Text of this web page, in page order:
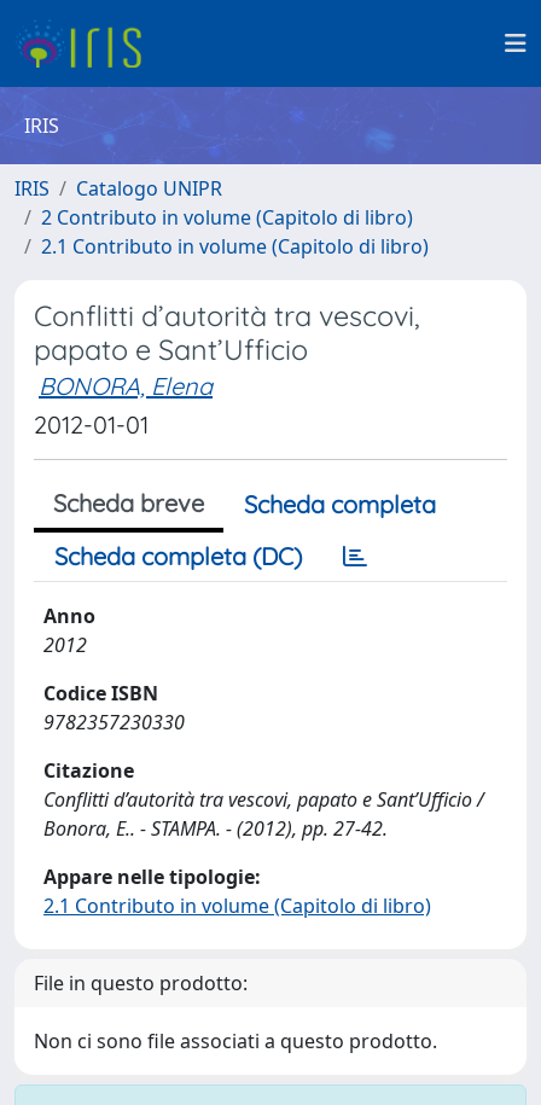
IRIS
IRIS
Catalogo UNIPR
2 Contributo in volume (Capitolo di libro)
2.1 Contributo in volume (Capitolo di libro)
Conflitti d’autorità tra vescovi,
papato e Sant’Ufficio
BONORA, Elena
2012-01-01
Scheda breve
Scheda completa
Scheda completa (DC)
Anno
2012
Codice ISBN
9782357230330
Citazione
Conflitti d’autorità tra vescovi, papato e Sant’Ufficio /
Bonora, E.. - STAMPA. - (2012), pp. 27-42.
Appare nelle tipologie:
2.1 Contributo in volume (Capitolo di libro)
File in questo prodotto:
Non ci sono file associati a questo prodotto.